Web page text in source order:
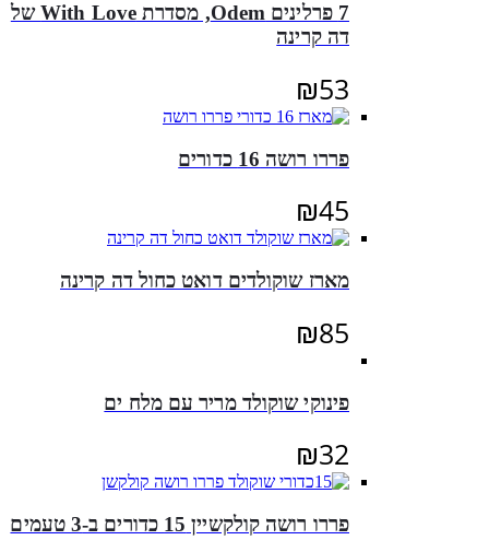
7 פרלינים Odem, מסדרת With Love של
דה קרינה
₪53
פררו רושה 16 כדורים
₪45
מארז שוקולדים דואט כחול דה קרינה
₪85
פינוקי שוקולד מריר עם מלח ים
₪32
פררו רושה קולקשיין 15 כדורים ב-3 טעמים